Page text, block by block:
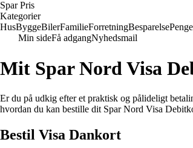
Spar Pris
Kategorier
HusByggeBilerFamilieForretningBesparelsePenge
Min sideFå adgangNyhedsmail
Mit Spar Nord Visa
Er du på udkig efter et praktisk og pålideligt
hvordan du kan bestille dit Spar Nord Visa
Bestil Visa Dankort